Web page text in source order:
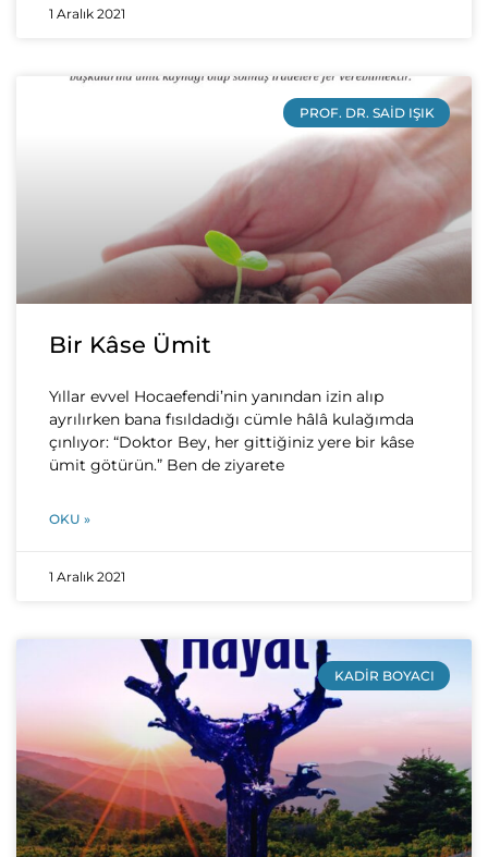
1 Aralık 2021
PROF. DR. SAID IŞIK
Bir Kâse Ümit
Yıllar evvel Hocaefendi’nin yanından izin alıp
ayrılırken bana fısıldadığı cümle hâlâ kulağımda
çınlıyor: “Doktor Bey, her gittiğiniz yere bir kâse
ümit götürün.” Ben de ziyarete
OKU »
1 Aralık 2021
KADIR BOYACI